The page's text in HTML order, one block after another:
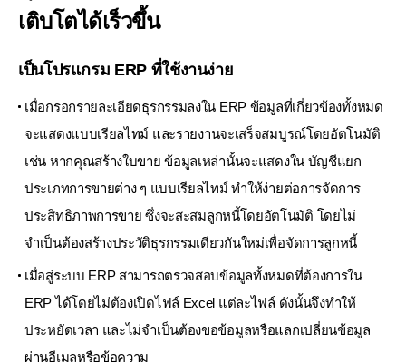
เติบโตได้เร็วขึ้น
เป็นโปรแกรม ERP ที่ใช้งานง่าย
เมื่อกรอกรายละเอียดธุรกรรมลงใน ERP ข้อมูลที่เกี่ยวข้องทั้งหมด
จะแสดงแบบเรียลไทม์ และรายงานจะเสร็จสมบูรณ์โดยอัตโนมัติ
เช่น หากคุณสร้างใบขาย ข้อมูลเหล่านั้นจะแสดงในบัญชีแยก
ประเภทการขายต่าง ๆ แบบเรียลไทม์ ทำให้ง่ายต่อการจัดการ
ประสิทธิภาพการขาย ซึ่งจะสะสมลูกหนี้โดยอัตโนมัติ โดยไม่
จำเป็นต้องสร้างประวัติธุรกรรมเดียวกันใหม่เพื่อจัดการลูกหนี้
เมื่อสู่ระบบ ERP สามารถตรวจสอบข้อมูลทั้งหมดที่ต้องการใน
ERP ได้โดยไม่ต้องเปิดไฟล์ Excel แต่ละไฟล์ ดังนั้นจึงทำให้
ประหยัดเวลา และไม่จำเป็นต้องขอข้อมูลหรือแลกเปลี่ยนข้อมูล
ผ่านอีเมลหรือข้อความ